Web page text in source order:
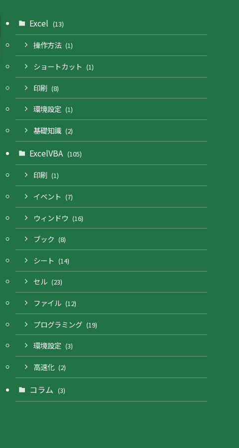
Excel (13)
操作方法 (1)
ショートカット (1)
印刷 (8)
環境設定 (1)
基礎知識 (2)
ExcelVBA (105)
印刷 (1)
イベント (7)
ウィンドウ (16)
ブック (8)
シート (14)
セル (23)
ファイル (12)
プログラミング (19)
環境設定 (3)
高速化 (2)
コラム (3)